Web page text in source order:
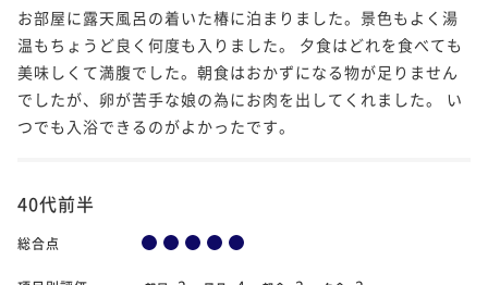
お部屋に露天風呂の着いた椿に泊まりました。景色もよく湯
温もちょうど良く何度も入りました。 夕食はどれを食べても
美味しくて満腹でした。朝食はおかずになる物が足りません
でしたが、卵が苦手な娘の為にお肉を出してくれました。 い
つでも入浴できるのがよかったです。
40代前半
総合点